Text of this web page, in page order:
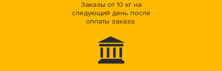
Заказы от 10 кг на
следующий день после
оплаты заказа.